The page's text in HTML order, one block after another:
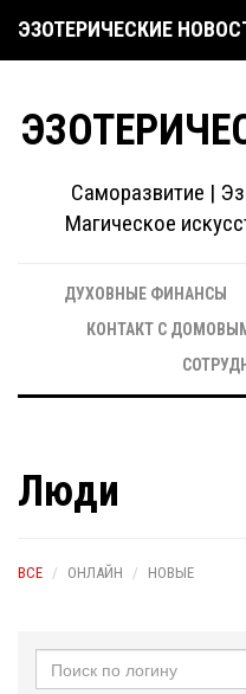
ЭЗОТЕРИЧЕСКИЕ
Саморазвитие |
Магическое
ДУХОВНЫЕ ФИНАНСЫ
КОНТАКТ С
Люди
ВСЕ ОНЛАЙН НОВЫЕ